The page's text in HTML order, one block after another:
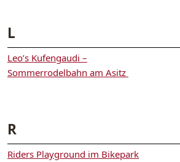
L
Leo’s Kufengaudi –
Sommerrodelbahn am Asitz
R
Riders Playground im Bikepark